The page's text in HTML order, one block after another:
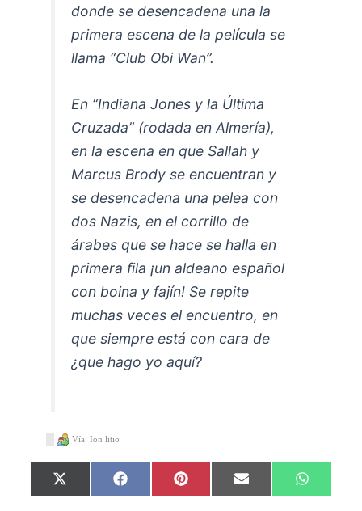
donde se desencadena una la
primera escena de la película se
llama “Club Obi Wan”.
En “Indiana Jones y la Última
Cruzada” (rodada en Almería),
en la escena en que Sallah y
Marcus Brody se encuentran y
se desencadena una pelea con
dos Nazis, en el corrillo de
árabes que se hace se halla en
primera fila ¡un aldeano español
con boina y fajín! Se repite
muchas veces el encuentro, en
que siempre está con cara de
¿que hago yo aquí?
Vía: Ion litio
Compartir
en
X
(
Compartir
en
F
a
Compartir
en
P
i
Compartir
en
E
m en
W
h